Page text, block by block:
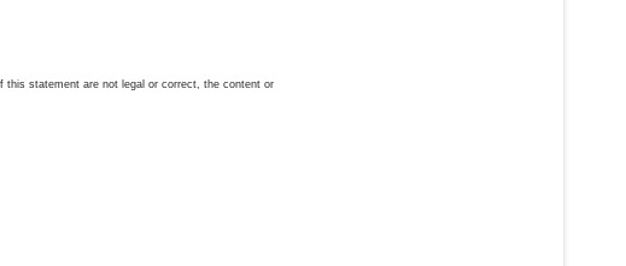
this statement are not legal or correct, the content or